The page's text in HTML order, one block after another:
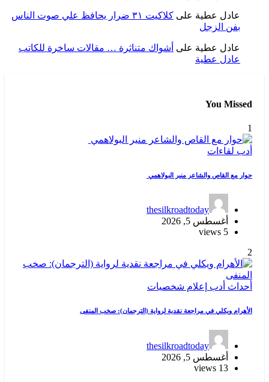
عادل عطية على
كلاكيت ٣١ ضرار يحافظ علي صوت الناس
بفن الزجل
عادل عطية على أشواك متناثرة … مقالات ساخرة للكاتب
عادل عطية
You Missed
1
أدب لقاءات
حوار مع القاص والشاعر منير البولاهمي
thesilkroadtoday
أغسطس 5, 2026
5 views
2
أحداث أدب إعلام شخصيات
الأهرام ويكلي في مراجعة نقدية لرواية (الترجمان): صخب المنفى
thesilkroadtoday
أغسطس 5, 2026
13 views